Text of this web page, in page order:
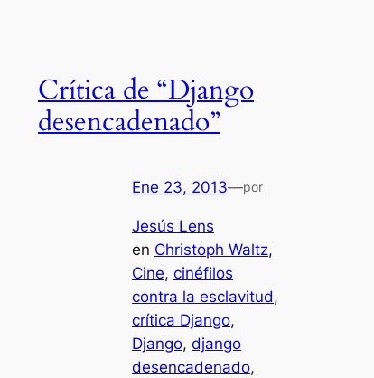
Crítica de “Django
desencadenado”
Ene 23, 2013—por
Jesús Lens
en Christoph Waltz
Cine, cinéfilos
contra la esclavitud
crítica Django
Django, django
desencadenado